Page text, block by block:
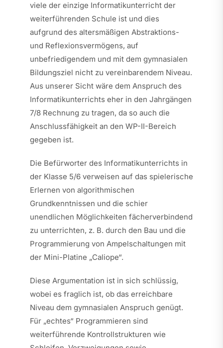
viele der einzige Informatikunterricht der
weiterführenden Schule ist und dies
aufgrund des altersmäßigen Abstraktions-
und Reflexionsvermögens, auf
unbefriedigendem und mit dem gymnasialen
Bildungsziel nicht zu vereinbarendem Niveau.
Aus unserer Sicht wäre dem Anspruch des
Informatikunterrichts eher in den Jahrgängen
7/8 Rechnung zu tragen, da so auch die
Anschlussfähigkeit an den WP-II-Bereich
gegeben ist.
Die Befürworter des Informatikunterrichts in
der Klasse 5/6 verweisen auf das spielerische
Erlernen von algorithmischen
Grundkenntnissen und die schier
unendlichen Möglichkeiten fächerverbindend
zu unterrichten, z. B. durch den Bau und die
Programmierung von Ampelschaltungen mit
der Mini-Platine „Caliope“.
Diese Argumentation ist in sich schlüssig,
wobei es fraglich ist, ob das erreichbare
Niveau dem gymnasialen Anspruch genügt.
Für „echtes“ Programmieren sind
weiterführende Kontrollstrukturen wie